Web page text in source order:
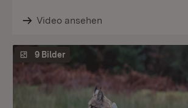
Video ansehen
9 Bilder